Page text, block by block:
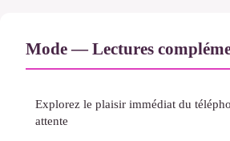
Mode — Lectures
Explorez le plaisir immédiat du
attente